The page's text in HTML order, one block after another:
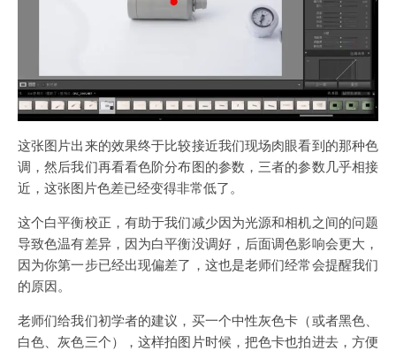
这张图片出来的效果终于比较接近我们现场肉眼看到的那种色
调，然后我们再看看色阶分布图的参数，三者的参数几乎相接
近，这张图片色差已经变得非常低了。
这个白平衡校正，有助于我们减少因为光源和相机之间的问题
导致色温有差异，因为白平衡没调好，后面调色影响会更大，
因为你第一步已经出现偏差了，这也是老师们经常会提醒我们
的原因。
老师们给我们初学者的建议，买一个中性灰色卡（或者黑色、
白色、灰色三个），这样拍图片时候，把色卡也拍进去，方便